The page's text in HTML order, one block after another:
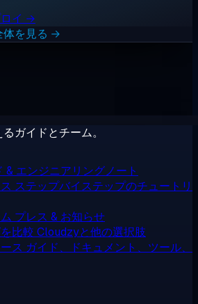
イ →
体を見る →
ガイドとチーム。
& エンジニアリングノート
ステップバイステップのチュートリ
プレス & お知らせ
比較 Cloudzyと他の選択肢
ス ガイド、ドキュメント、ツール、